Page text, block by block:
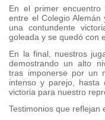
En el primer
entre el Colegio
una contundente
goleada y se quedó con
En la final, nuestros
demostrando un alto
tras imponerse por un
intenso y parejo,
victoria para nuestro
Testimonios que reflejan